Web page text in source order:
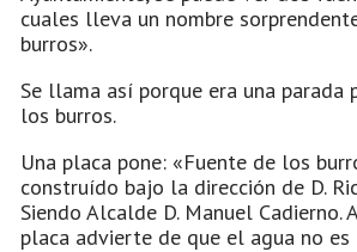
cuales lleva un nombre
burros».
Se llama así porque era una parada
los burros.
Una placa pone: «Fuente de los
construído bajo la dirección de D.
Siendo Alcalde D. Manuel Cadierno.
placa advierte de que el agua no es